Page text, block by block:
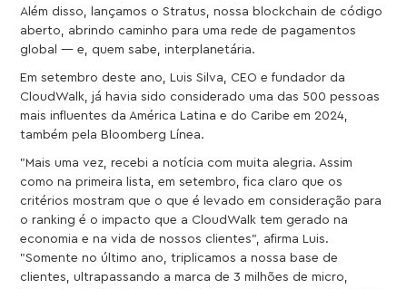
Além disso, lançamos o Stratus, nossa blockchain de código
aberto, abrindo caminho para uma rede de pagamentos
global — e, quem sabe, interplanetária.
Em setembro deste ano, Luis Silva, CEO e fundador da
CloudWalk, já havia sido considerado uma das 500 pessoas
mais influentes da América Latina e do Caribe em 2024,
também pela Bloomberg Línea.
"Mais uma vez, recebi a notícia com muita alegria. Assim
como na primeira lista, em setembro, fica claro que os
critérios mostram que o que é levado em consideração para
o ranking é o impacto que a CloudWalk tem gerado na
economia e na vida de nossos clientes", afirma Luis.
"Somente no último ano, triplicamos a nossa base de
clientes, ultrapassando a marca de 3 milhões de micro,